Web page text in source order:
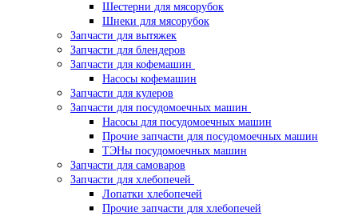
Шестерни для мясорубок
Шнеки для мясорубок
Запчасти для вытяжек
Запчасти для блендеров
Запчасти для кофемашин
Насосы кофемашин
Запчасти для кулеров
Запчасти для посудомоечных машин
Насосы для посудомоечных машин
Прочие запчасти для посудомоечных машин
ТЭНы посудомоечных машин
Запчасти для самоваров
Запчасти для хлебопечей
Лопатки хлебопечей
Прочие запчасти для хлебопечей